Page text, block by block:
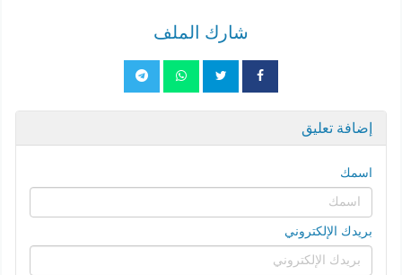
شارك الملف
إضافة تعليق
اسمك
بريدك الإلكتروني